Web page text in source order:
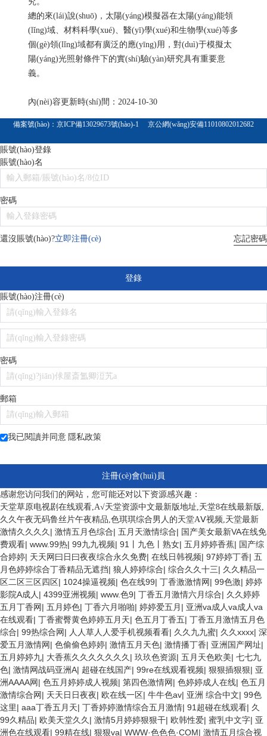
總的來(lái)說(shuō)，太陽(yáng)模擬器在太陽(yáng)能領
(lǐng)域、材料科學(xué)、醫(yī)學(xué)和生物學(xué)等多
個(gè)領(lǐng)域都有廣泛的應(yīng)用，對(duì)于模擬太
陽(yáng)光照射條件下的實(shí)驗(yàn)研究具有重要意
義。
內(nèi)容更新時(shí)間：2024-10-30
備案號(hào)： 京ICP備13029673號(hào)-1 京公網(wǎng)安備11010802012682
賬號(hào)登錄
賬號(hào)名
密碼
還沒賬號(hào)?立即注冊(cè) 忘記密碼
登錄
賬號(hào)注冊(cè)
密碼
郵箱
我已閱讀并同意 隱私政策
注冊(cè)會(huì)員
感谢您访问我们的网站，您可能还对以下资源感兴趣：
天堂草原电视剧在线观看,А√天堂资源中文最新版地址,天堂8在线最新版,
久久午夜无码鲁丝片午夜精品,色琪琪综合男人的天堂AⅤ视频,天堂最新
激情久久久久 | 激情五月色综合| 五月天激情综合| 国产美女最新VA在线免
费观看| www.99热| 99九九视频| 91丨九色丨熟女| 五月婷婷香蕉| 国产综
合婷婷| 天天网曰日曰夜夜综合永久免费| 在线日韩视频| 97婷婷丁香| 五
月色婷婷综合丁香精品无遮挡| 狼人婷婷综合| 综合久久十三| 久久精品一
区二区三区四区| 1024操逼视频| 色在线99| 丁香激激情网| 99色激| 婷婷
影院A成人 | 4399亚洲视频| www.色9| 丁香五月激情六月综合| 久久婷婷
五月丁香网| 五月婷色| 丁香六月啪啪| 婷婷爱五月 | 亚洲va成人va成人va
在线观看| 丁香蜜臀黄色婷婷五月天| 色五月丁香五| 丁香五月激情五月色
综合| 99热综合网| 人人草人人爱手机视频看看| 久久九九蜜| 久久xxxx| 深
爱五月激情网| 色偷偷色婷婷| 激情五月天色| 激情播丁香| 亚洲国产网址|
五月婷婷九| 大香蕉久久久久久久久 | 玖玖色资源| 五月天色欧美| 七七九
色| 激情网战码亚洲A| 超碰在线国产| 99re在线观看视频| 狠狠插狠狠| 亚
洲AAAA网| 色五月婷婷成人视频| 第四色激情网| 色婷婷成人在线| 色五月
激情综合网| 天天日日夜夜| 欧在线一区| 牛牛色av| 亚洲 综合中文| 99色
这里| aaa丁香五月天| 丁香婷婷激情综合五月激情| 91超碰在线观看| 久
99久精品| 欧美天堂久久 | 激情5月婷婷狠狠干| 欧韩性爱| 蜜乳中文字| 亚
洲色在线观看| 99精在线| 狠狠va| WWW·色色色·COM| 激情五月综合视